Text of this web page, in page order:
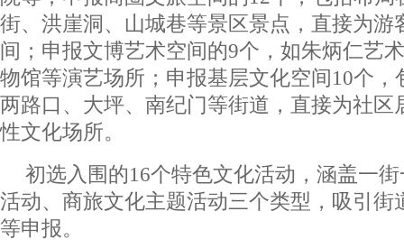
街、洪崖洞、山城巷等景区景点，直接为游
间；申报文博艺术空间的9个，如朱炳仁艺
物馆等演艺场所；申报基层文化空间10个，
两路口、大坪、南纪门等街道，直接为社区
性文化场所。
初选入围的16个特色文化活动，涵盖一
活动、商旅文化主题活动三个类型，吸引街
等申报。